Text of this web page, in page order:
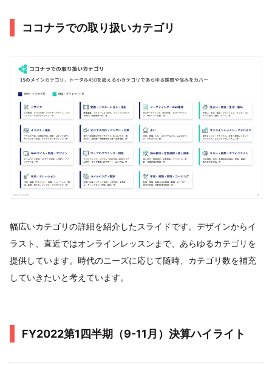
ココナラでの取り扱いカテゴリ
幅広いカテゴリの詳細を紹介したスライドです。デザインからイ
ラスト、直近ではオンラインレッスンまで、あらゆるカテゴリを
提供しています。時代のニーズに応じて随時、カテゴリ数を補充
していきたいと考えています。
FY2022第1四半期（9-11月）決算ハイライト